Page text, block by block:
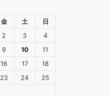
金 土
日
2 3
4
9 10
11
16 17
18
23 24
25